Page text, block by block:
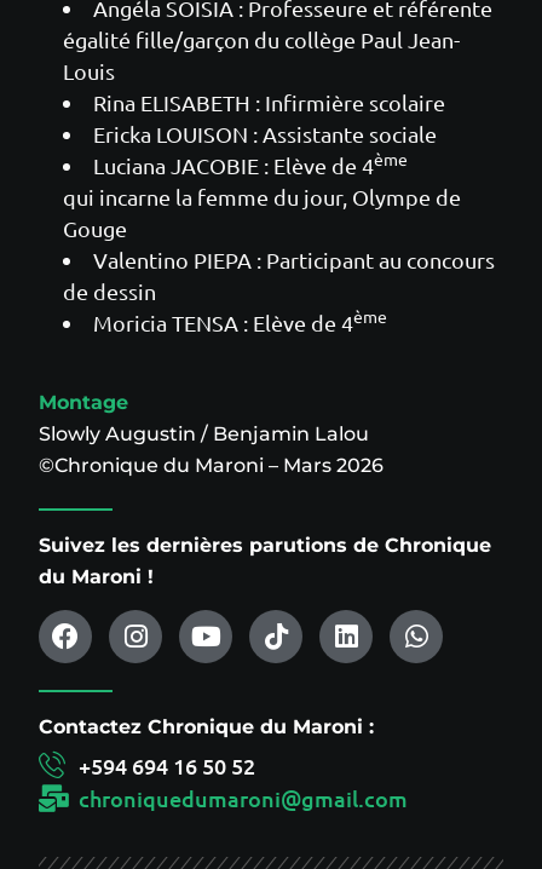
Angéla SOISIA : Professeure et référente
égalité fille/garçon du collège Paul Jean-
Louis
Rina ELISABETH : Infirmière scolaire
Ericka LOUISON : Assistante sociale
Luciana JACOBIE : Elève de 4ème
qui incarne la femme du jour, Olympe de
Gouge
Valentino PIEPA : Participant au concours
de dessin
Moricia TENSA : Elève de 4ème
Montage
Slowly Augustin / Benjamin Lalou
©Chronique du Maroni – Mars 2026
Suivez les dernières parutions de Chronique
du Maroni !
Contactez Chronique du Maroni :
+594 694 16 50 52
chroniquedumaroni@gmail.com